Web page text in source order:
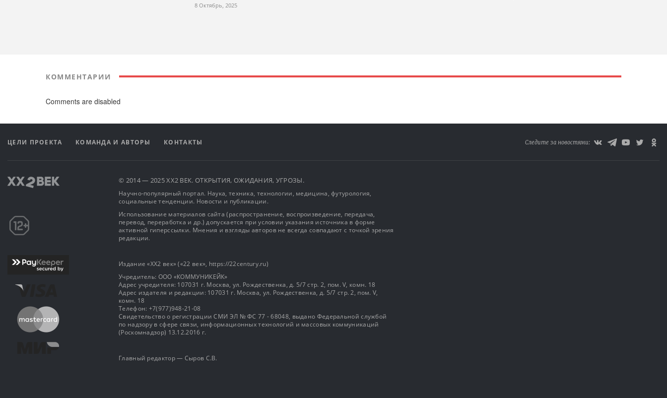
8 Октябрь, 2025
КОММЕНТАРИИ
Comments are disabled
ЦЕЛИ ПРОЕКТА КОМАНДА И АВТОРЫ КОНТАКТЫ Следите за новостями:
© 2014 — 2025 XX2 ВЕК. ОТКРЫТИЯ, ОЖИДАНИЯ, УГРОЗЫ.
Научно-популярный портал. Наука, техника, технологии, медицина, футурология,
социальные тенденции. Новости и публикации.
Использование материалов сайта (распространение, воспроизведение, передача,
перевод, переработка и др.) допускается при условии указания источника в форме
активной гиперссылки. Мнения и взгляды авторов не всегда совпадают с точкой зрения
редакции.
Издание «XX2 век» («22 век», https://22century.ru)
Учредитель: OOO «КОММУНИКЕЙК»
Адрес учредителя: 107031 г. Москва, ул. Рождественка, д. 5/7 стр. 2, пом. V, комн. 18
Адрес издателя и редакции: 107031 г. Москва, ул. Рождественка, д. 5/7 стр. 2, пом. V,
комн. 18
Телефон: +7(977)948-21-08
Свидетельство о регистрации СМИ ЭЛ № ФС 77 - 68048, выдано Федеральной службой
по надзору в сфере связи, информационных технологий и массовых коммуникаций
(Роскомнадзор) 13.12.2016 г.
Главный редактор — Сыров С.В.